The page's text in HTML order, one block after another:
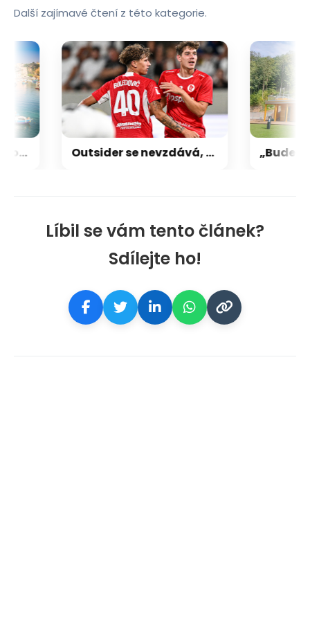
Líbil se vám tento článek?
Sdílejte ho!
Další zajímavé čtení z této kategorie.
Outsider se nevzdává, Pardubičtí jsou odhodlaní: Chceme Slavii překazit radost